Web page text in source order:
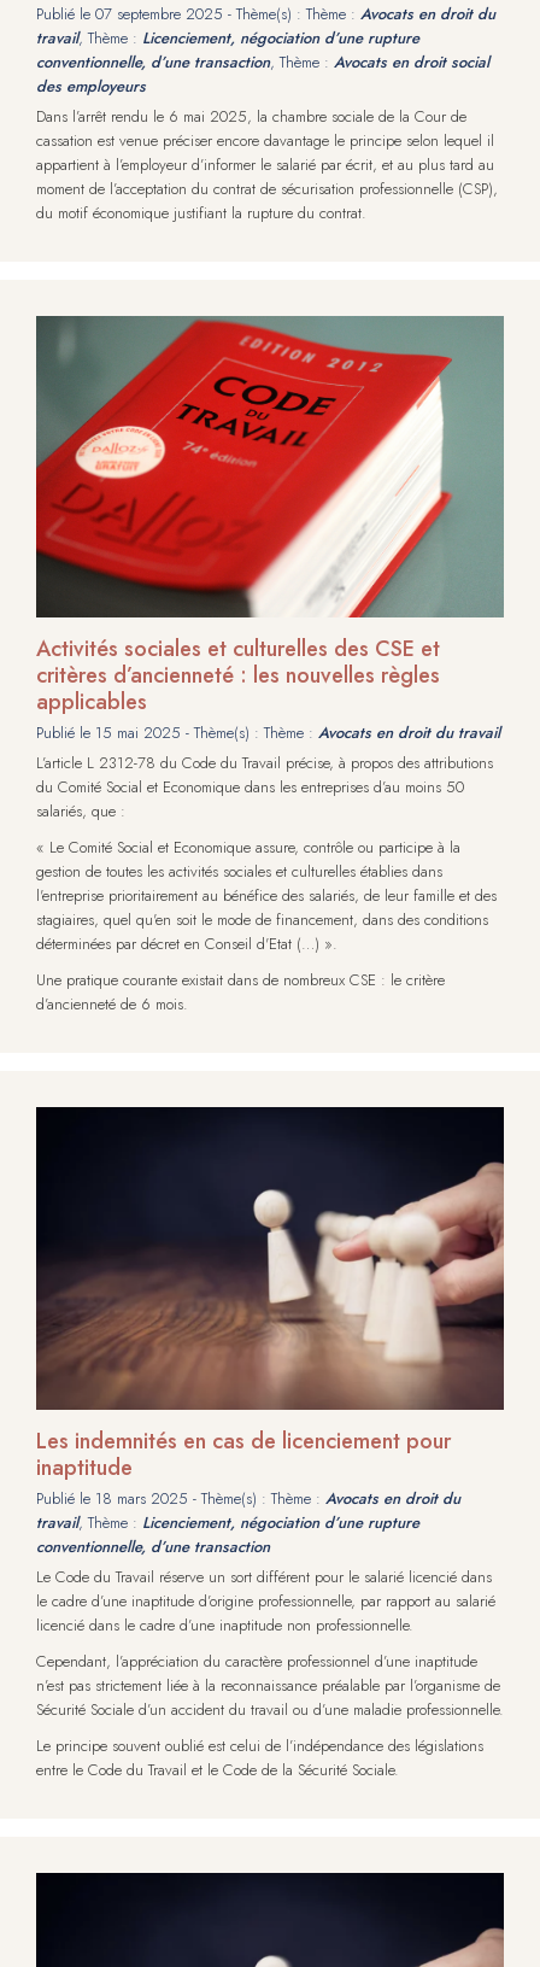
Publié le 07 septembre 2025 - Thème(s) : Thème : Avocats en droit du
travail, Thème : Licenciement, négociation d’une rupture
conventionnelle, d’une transaction, Thème : Avocats en droit social
des employeurs
Dans l’arrêt rendu le 6 mai 2025, la chambre sociale de la Cour de
cassation est venue préciser encore davantage le principe selon lequel il
appartient à l’employeur d’informer le salarié par écrit, et au plus tard au
moment de l’acceptation du contrat de sécurisation professionnelle (CSP),
du motif économique justifiant la rupture du contrat.
Activités sociales et culturelles des CSE et
critères d’ancienneté : les nouvelles règles
applicables
Publié le 15 mai 2025 - Thème(s) : Thème : Avocats en droit du travail
L’article L 2312-78 du Code du Travail précise, à propos des attributions
du Comité Social et Economique dans les entreprises d’au moins 50
salariés, que :
« Le Comité Social et Economique assure, contrôle ou participe à la
gestion de toutes les activités sociales et culturelles établies dans
l'entreprise prioritairement au bénéfice des salariés, de leur famille et des
stagiaires, quel qu'en soit le mode de financement, dans des conditions
déterminées par décret en Conseil d'Etat (…) ».
Une pratique courante existait dans de nombreux CSE : le critère
d’ancienneté de 6 mois.
Les indemnités en cas de licenciement pour
inaptitude
Publié le 18 mars 2025 - Thème(s) : Thème : Avocats en droit du
travail, Thème : Licenciement, négociation d’une rupture
conventionnelle, d’une transaction
Le Code du Travail réserve un sort différent pour le salarié licencié dans
le cadre d’une inaptitude d’origine professionnelle, par rapport au salarié
licencié dans le cadre d’une inaptitude non professionnelle.
Cependant, l’appréciation du caractère professionnel d’une inaptitude
n’est pas strictement liée à la reconnaissance préalable par l’organisme de
Sécurité Sociale d’un accident du travail ou d’une maladie professionnelle.
Le principe souvent oublié est celui de l’indépendance des législations
entre le Code du Travail et le Code de la Sécurité Sociale.